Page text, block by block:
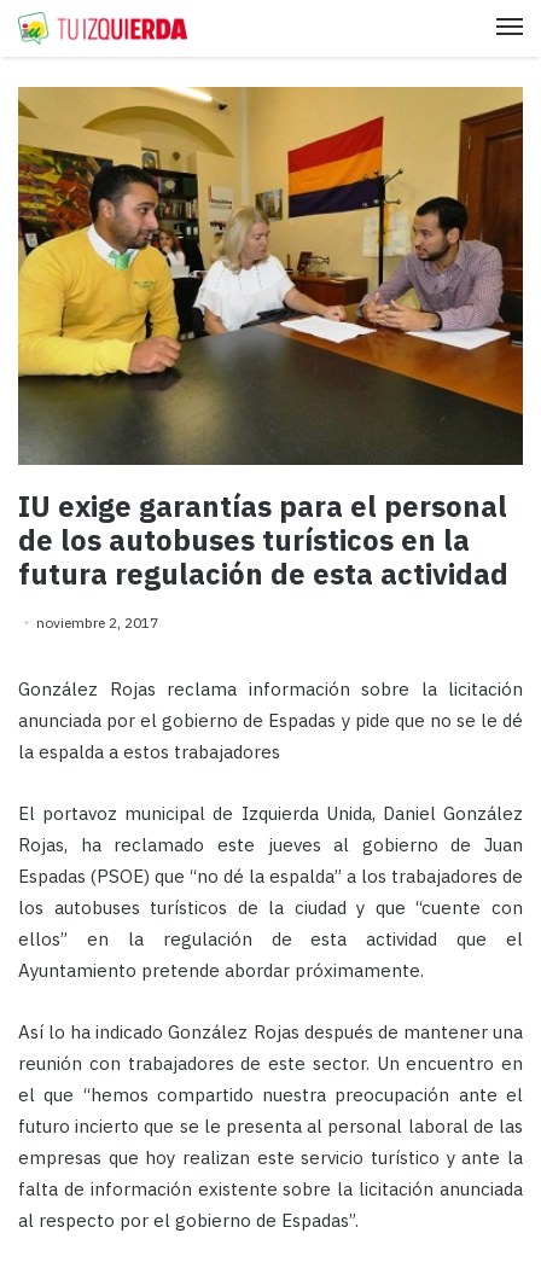
IU exige garantías para el personal
de los autobuses turísticos en la
futura regulación de esta actividad
noviembre 2, 2017
González Rojas reclama información sobre la licitación
anunciada por el gobierno de Espadas y pide que no se le dé
la espalda a estos trabajadores
El portavoz municipal de Izquierda Unida, Daniel González
Rojas, ha reclamado este jueves al gobierno de Juan
Espadas (PSOE) que “no dé la espalda” a los trabajadores de
los autobuses turísticos de la ciudad y que “cuente con
ellos” en la regulación de esta actividad que el
Ayuntamiento pretende abordar próximamente.
Así lo ha indicado González Rojas después de mantener una
reunión con trabajadores de este sector. Un encuentro en
el que “hemos compartido nuestra preocupación ante el
futuro incierto que se le presenta al personal laboral de las
empresas que hoy realizan este servicio turístico y ante la
falta de información existente sobre la licitación anunciada
al respecto por el gobierno de Espadas”.